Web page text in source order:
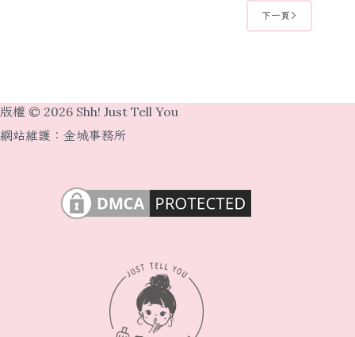
下一頁
版權 © 2026 Shh! Just Tell You
網站維護： 金城事務所